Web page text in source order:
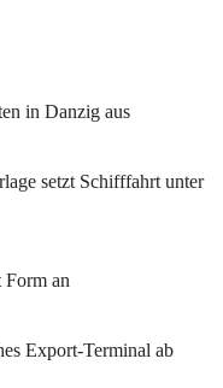
in Danzig aus
setzt Schifffahrt unter
Form an
Export-Terminal ab